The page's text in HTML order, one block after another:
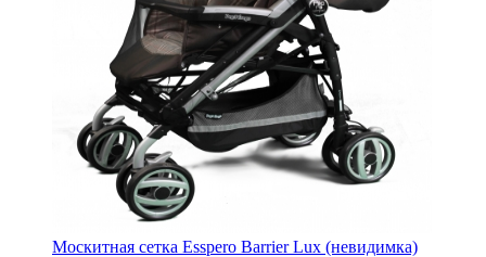
Москитная сетка Esspero Barrier Lux (невидимка)